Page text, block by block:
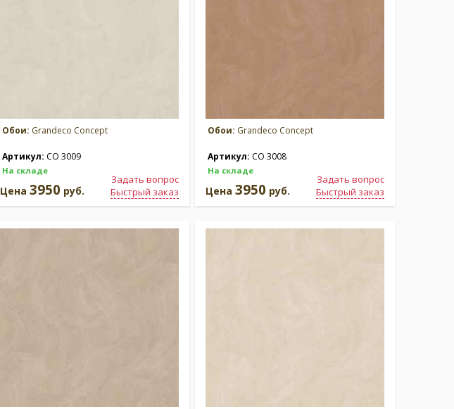
Обои: Grandeco Concept
Артикул: CO 3009
На складе
Задать вопрос
Быстрый заказ
Цена 3950 руб.
Обои: Grandeco Concept
Артикул: CO 3008
На складе
Задать вопрос
Быстрый заказ
Цена 3950 руб.